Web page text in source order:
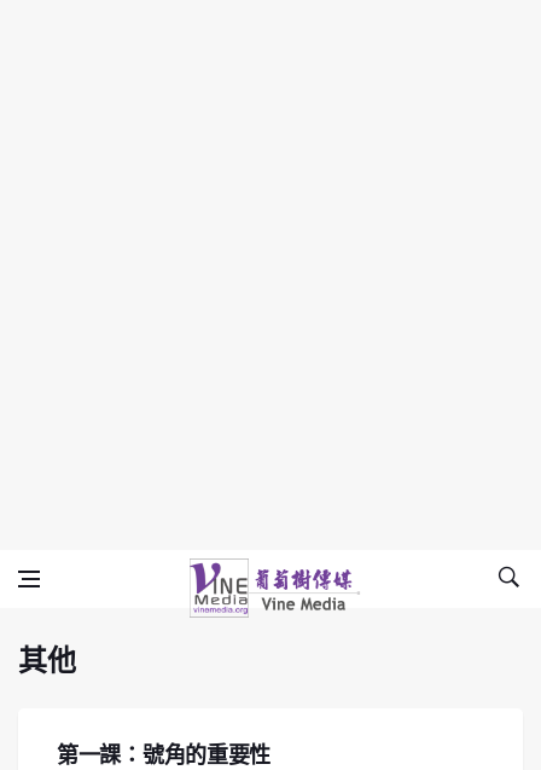
其他
Vine Media
葡萄樹傳媒
其他
第一課：號角的重要性